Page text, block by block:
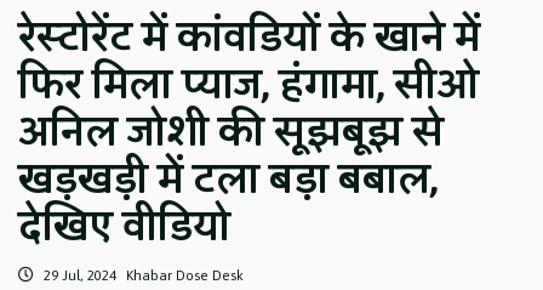
रेस्टोरेंट में कांवडियों के खाने में
फिर मिला प्याज, हंगामा, सीओ
अनिल जोशी की सूझबूझ से
खड़खड़ी में टला बड़ा बबाल,
देखिए वीडियो
29 Jul, 2024 Khabar Dose Desk